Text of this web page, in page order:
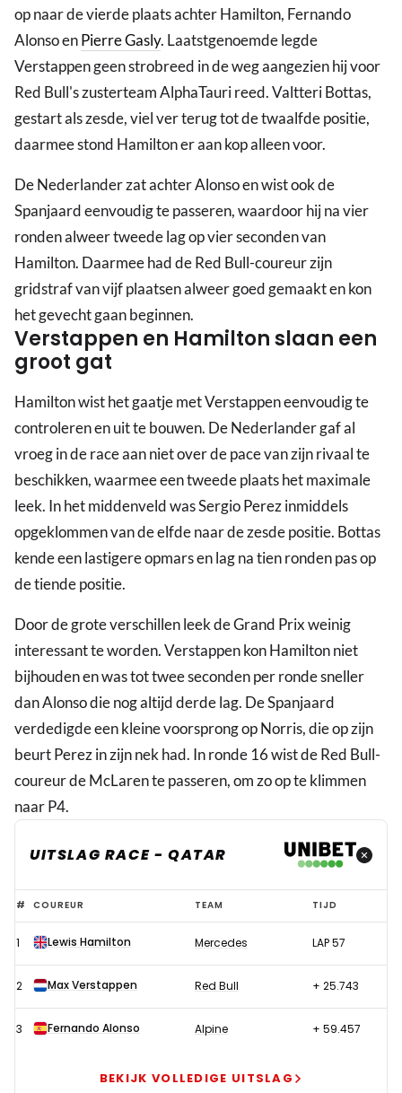
op naar de vierde plaats achter Hamilton, Fernando
Alonso enPierre Gasly. Laatstgenoemde legde
Verstappen geen strobreed in de weg aangezien hij voor
Red Bull's zusterteam AlphaTauri reed. Valtteri Bottas,
gestart als zesde, viel ver terug tot de twaalfde positie,
daarmee stond Hamilton er aan kop alleen voor.
De Nederlander zat achter Alonso en wist ook de
Spanjaard eenvoudig te passeren, waardoor hij na vier
ronden alweer tweede lag op vier seconden van
Hamilton. Daarmee had de Red Bull-coureur zijn
gridstraf van vijf plaatsen alweer goed gemaakt en kon
het gevecht gaan beginnen.
Verstappen en Hamilton slaan een
groot gat
Hamilton wist het gaatje met Verstappen eenvoudig te
controleren en uit te bouwen. De Nederlander gaf al
vroeg in de race aan niet over de pace van zijn rivaal te
beschikken, waarmee een tweede plaats het maximale
leek. In het middenveld was Sergio Perez inmiddels
opgeklommen van de elfde naar de zesde positie. Bottas
kende een lastigere opmars en lag na tien ronden pas op
de tiende positie.
Door de grote verschillen leek de Grand Prix weinig
interessant te worden. Verstappen kon Hamilton niet
bijhouden en was tot twee seconden per ronde sneller
dan Alonso die nog altijd derde lag. De Spanjaard
verdedigde een kleine voorsprong op Norris, die op zijn
beurt Perez in zijn nek had. In ronde 16 wist de Red Bull-
coureur de McLaren te passeren, om zo op te klimmen
naar P4.
UITSLAG RACE - QATAR
Bestrafte
Verstappen
houdt
schade
Hamilton
# COUREUR TEAM TIJD
1 Lewis Hamilton Mercedes LAP 57
2 Max Verstappen Red Bull + 25.743
3 Fernando Alonso Alpine + 59.457
BEKIJK VOLLEDIGE UITSLAG